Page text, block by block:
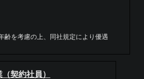
齢を考慮の上、同社規定により優遇
契約社員）